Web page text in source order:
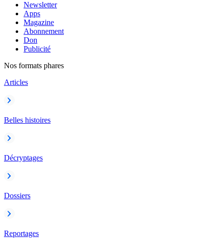
Newsletter
Apps
Magazine
Abonnement
Don
Publicité
Nos formats phares
Articles
Belles histoires
Décryptages
Dossiers
Reportages